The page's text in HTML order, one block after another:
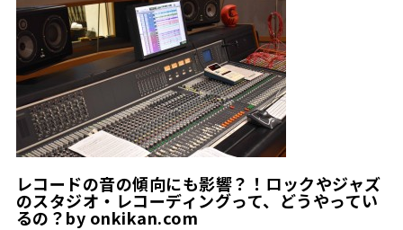
レコードの音の傾向にも影響？！ロックやジャズ
のスタジオ・レコーディングって、どうやってい
るの？by onkikan.com